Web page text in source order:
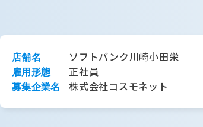
店舗名 ソフトバンク川崎小田栄
雇用形態 正社員
募集企業名 株式会社コスモネット